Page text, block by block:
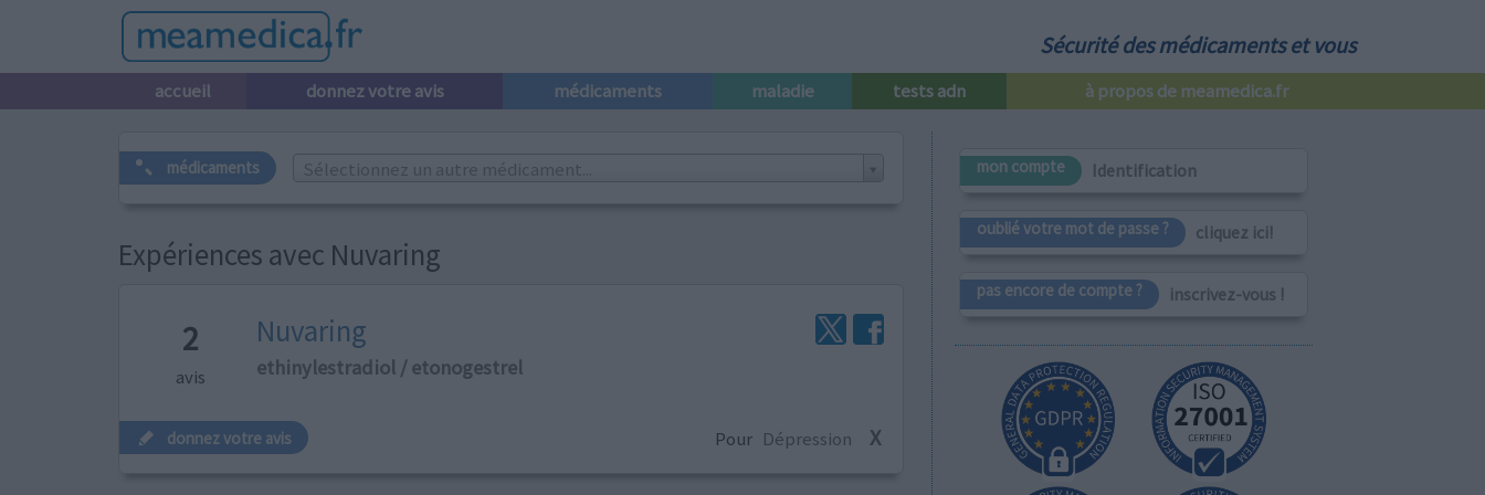
Sécurité des médicaments et vous
accueil donnez votre avis médicaments maladie tests adn à propos de meamedica.fr
médicaments Sélectionnez un autre médicament...
Expériences avec Nuvaring
2
avis
Nuvaring
ethinylestradiol / etonogestrel
donnez votre avis Pour Dépression X
mon compte Identification
oublié votre mot de passe ? cliquez ici!
pas encore de compte ? inscrivez-vous !